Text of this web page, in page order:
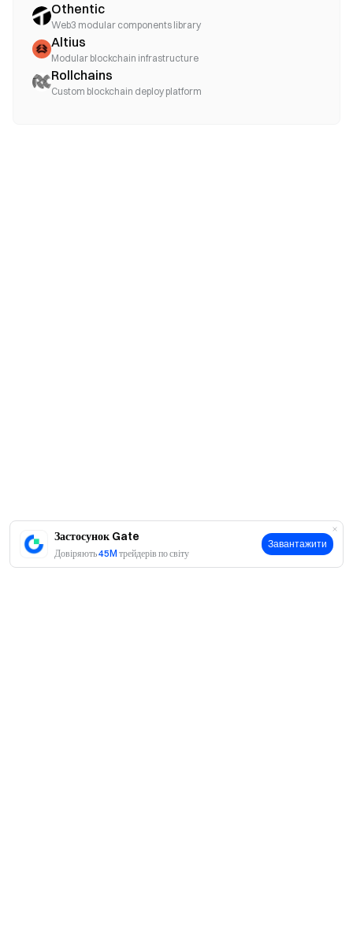
Застосунок Gate
Довіряють45M трейдерів по світу
Завантажити
Othentic
Web3 modular components library
Altius
Modular blockchain infrastructure
Rollchains
Custom blockchain deploy platform